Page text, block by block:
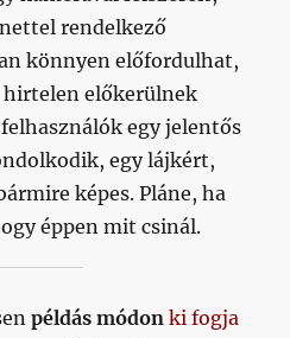
rendelkező
könnyen előfordulhat,
hirtelen előkerülnek
egy jelentős
egy lájkért,
képes. Pláne, ha
éppen mit csinál.
példás módon ki fogja